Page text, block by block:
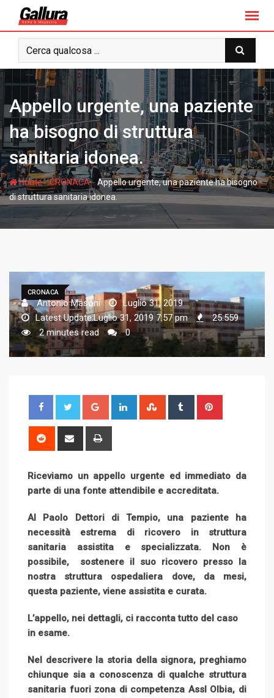
t
o
n
t
e
n
t
Appello urgente, una paziente
ha bisogno di struttura
sanitaria idonea.
Home-CRONACA-Appello urgente, una paziente ha bisogno
di struttura sanitaria idonea.
CRONACA
Antonio Masoni
Luglio 31, 2019
Latest Update:Luglio 31, 2019 7:57 pm
25.559
2 minutes read
0
o
e
+
i
d
I
t
l
e
p
o
n
u
r
i
r
t
e
d
i
h
r
e
i
a
E
m
a
i
r
n
t
Riceviamo un appello urgente ed immediato da
parte di una fonte attendibile e accreditata.
Al Paolo Dettori di Tempio, una paziente ha
necessità estrema di ricovero in struttura
sanitaria assistita e specializzata. Non è
possibile, sostenere il suo ricovero presso la
nostra struttura ospedaliera dove, da mesi,
questa paziente, viene assistita e curata.
L’appello, nei dettagli, ci racconta tutto del caso
in esame.
Nel descrivere la storia della signora, preghiamo
chiunque sia a conoscenza di qualche struttura
sanitaria fuori zona di competenza Assl Olbia, di